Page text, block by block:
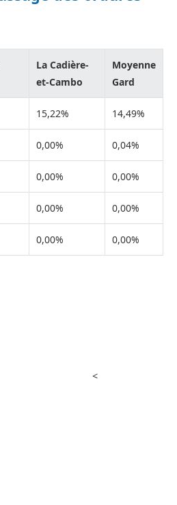
La Cadière-
et-Cambo
Moyenne
Gard
15,22% 14,49%
0,00% 0,04%
0,00% 0,00%
0,00% 0,00%
0,00% 0,00%
<